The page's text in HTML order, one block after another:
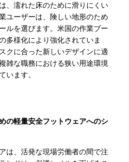
、濡れた床のために滑りにくい
ユーザーは、険しい地形のため
ルを選びます。米国の作業ブー
多様化により強化されていま
クに合った新しいデザインに適
雑な職務における狭い用途環境
います。
の軽量安全フットウェアへのシ
は、活発な現場労働者の間で注